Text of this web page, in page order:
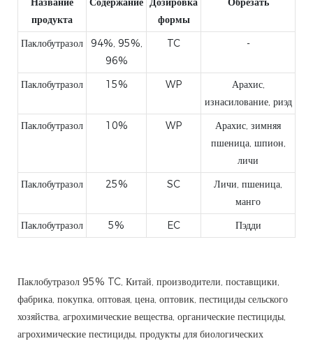
продукта
формы
Паклобутразол
94%, 95%,
96%
TC -
Паклобутразол 15% WP
Арахис,
изнасилование, риэд
Паклобутразол
10% WP
Арахис, зимняя
пшеница, шпион,
личи
Паклобутразол
25% SC
Личи, пшеница,
манго
Паклобутразол
5% EC Пэдди
Паклобутразол 95% TC, Китай, производители, поставщики,
фабрика, покупка, оптовая, цена, оптовик, пестициды сельского
хозяйства, агрохимические вещества, органические пестициды,
агрохимические пестициды, продукты для биологических